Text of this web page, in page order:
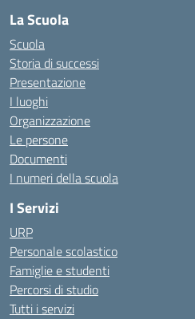
La Scuola
Scuola
Storia di successi
Presentazione
I luoghi
Organizzazione
Le persone
Documenti
I numeri della scuola
I Servizi
URP
Personale scolastico
Famiglie e studenti
Percorsi di studio
Tutti i servizi